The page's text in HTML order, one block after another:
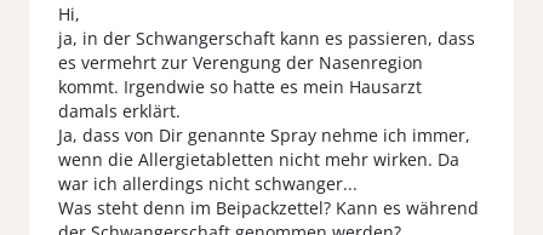
Hi,
ja, in der Schwangerschaft kann es passieren, dass
es vermehrt zur Verengung der Nasenregion
kommt. Irgendwie so hatte es mein Hausarzt
damals erklärt.
Ja, dass von Dir genannte Spray nehme ich immer,
wenn die Allergietabletten nicht mehr wirken. Da
war ich allerdings nicht schwanger...
Was steht denn im Beipackzettel? Kann es während